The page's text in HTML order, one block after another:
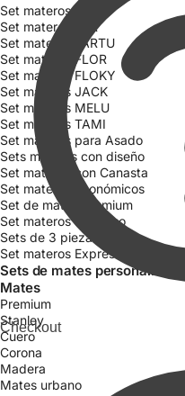
Checkout
Set materos CATA
Set materos FAR
Set materos FARTU
Set materos FLOR
Set materos FLOKY
Set materos JACK
Set materos MELU
Set materos TAMI
Set materos para Asado
Sets materos con diseño
Set materos con Canasta
Set materos Económicos
Set de mates Premium
Set materos sin bolso
Sets de 3 piezas
Set materos Express
Sets de mates personalizados
Mates
Premium
Stanley
Cuero
Corona
Madera
Mates urbano